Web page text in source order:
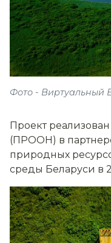
Фото - Виртуальный
Проект
(ПРООН) в
природных
среды Беларуси в